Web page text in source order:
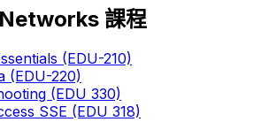
課程
(EDU-210)
(EDU-220)
(EDU 330)
SSE (EDU 318)